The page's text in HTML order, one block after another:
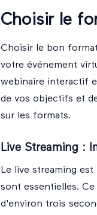
Choisir le
Choisir le bon
votre événement
webinaire interactif
de vos objectifs et
sur les formats.
Live Streaming :
Le live streaming
sont essentielles.
d'environ trois